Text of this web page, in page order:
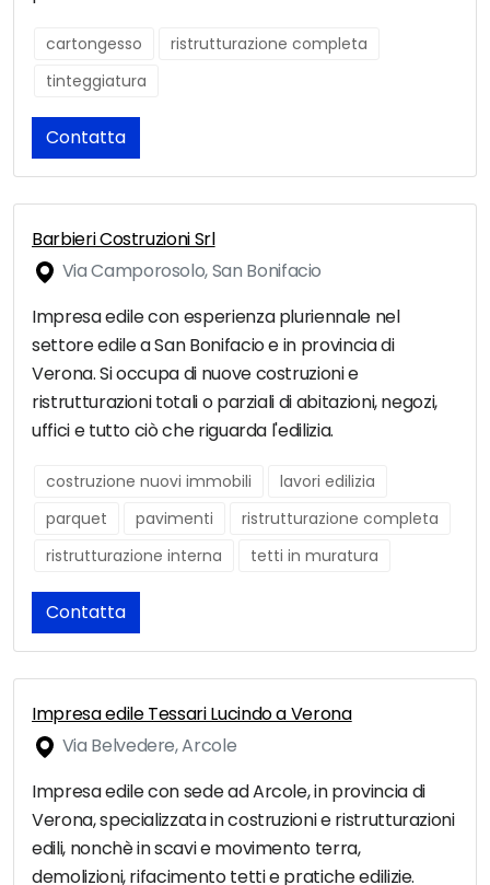
cartongesso
ristrutturazione completa
tinteggiatura
Contatta
Barbieri Costruzioni Srl
Via Camporosolo, San Bonifacio
Impresa edile con esperienza pluriennale nel
settore edile a San Bonifacio e in provincia di
Verona. Si occupa di nuove costruzioni e
ristrutturazioni totali o parziali di abitazioni, negozi,
uffici e tutto ciò che riguarda l'edilizia.
costruzione nuovi immobili
lavori edilizia
parquet
pavimenti
ristrutturazione completa
ristrutturazione interna
tetti in muratura
Contatta
Impresa edile Tessari Lucindo a Verona
Via Belvedere, Arcole
Impresa edile con sede ad Arcole, in provincia di
Verona, specializzata in costruzioni e ristrutturazioni
edili, nonchè in scavi e movimento terra,
demolizioni, rifacimento tetti e pratiche edilizie.